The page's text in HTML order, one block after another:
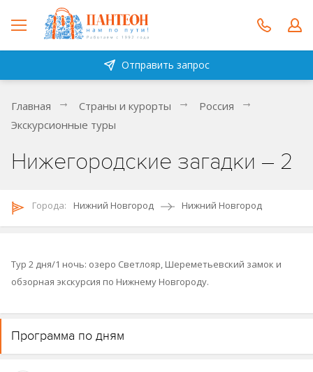
Отправить запрос
Главная Страны и курорты
Россия
Экскурсионные туры
Нижегородские загадки – 2
Городa: Нижний Новгород Нижний Новгород
Тур 2 дня/1 ночь: озеро Светлояр, Шереметьевский замок и
обзорная экскурсия по Нижнему Новгороду.
Программа по дням